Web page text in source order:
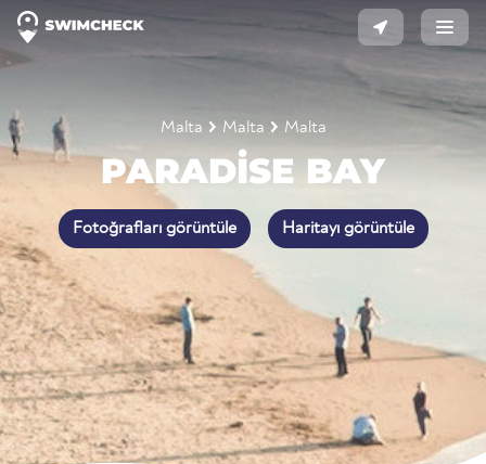
Malta Malta Malta
PARADISE BAY
Fotoğrafları görüntüle Haritayı görüntüle